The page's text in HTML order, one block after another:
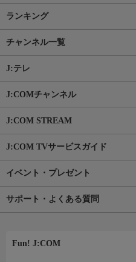
ランキング
チャンネル一覧
J:テレ
J:COMチャンネル
J:COM STREAM
J:COM TVサービスガイド
イベント・プレゼント
サポート・よくある質問
Fun! J:COM